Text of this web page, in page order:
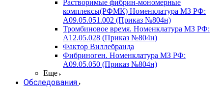
Растворимые фибрин-мономерные
комплексы(РФМК) Номенклатура МЗ РФ:
A09.05.051.002 (Приказ №804н)
Тромбиновое время. Номенклатура МЗ РФ:
A12.05.028 (Приказ №804н)
Фактор Виллебранда
Фибриноген. Номенклатура МЗ РФ:
A09.05.050 (Приказ №804н)
Еще
Обследования